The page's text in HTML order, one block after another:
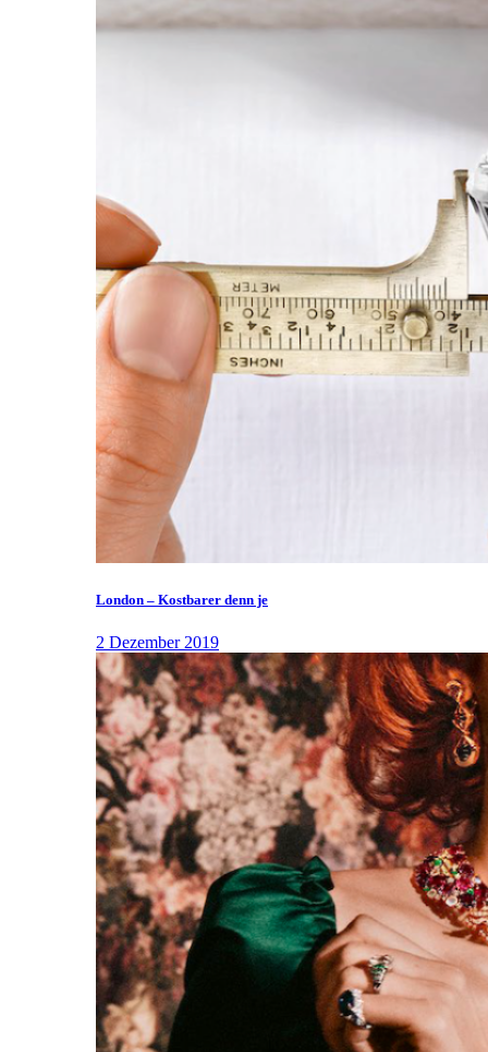
London – Kostbarer denn je
2 Dezember 2019